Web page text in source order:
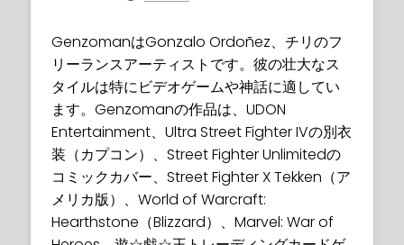
GenzomanはGonzalo Ordoñez、チリのフ
リーランスアーティストです。彼の壮大なス
タイルは特にビデオゲームや神話に適してい
ます。Genzomanの作品は、UDON
Entertainment、Ultra Street Fighter IVの別衣
装（カプコン）、Street Fighter Unlimitedの
コミックカバー、Street Fighter X Tekken（ア
メリカ版）、World of Warcraft:
Hearthstone（Blizzard）、Marvel: War of